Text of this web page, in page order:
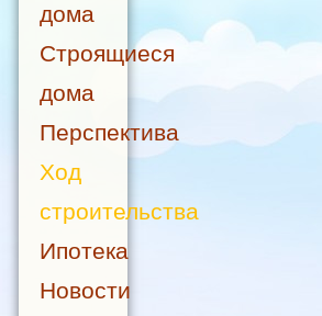
дома
Строящиеся
дома
Перспектива
Ход
строительства
Ипотека
Новости